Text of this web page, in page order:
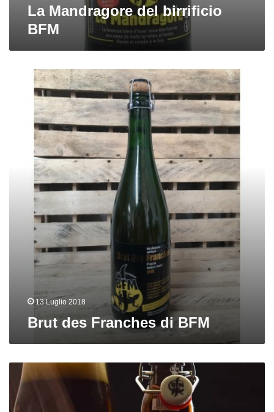
La Mandragore del birrificio
BFM
Franches
13 Luglio 2018
Brut des Franches di BFM
Highway
Helles
Latex